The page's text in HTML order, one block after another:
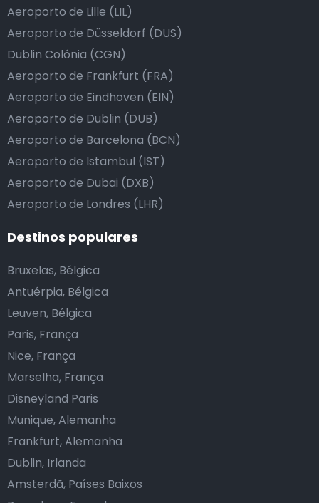
Aeroporto de Lille (LIL)
Aeroporto de Düsseldorf (DUS)
Dublin Colónia (CGN)
Aeroporto de Frankfurt (FRA)
Aeroporto de Eindhoven (EIN)
Aeroporto de Dublin (DUB)
Aeroporto de Barcelona (BCN)
Aeroporto de Istambul (IST)
Aeroporto de Dubai (DXB)
Aeroporto de Londres (LHR)
Destinos populares
Bruxelas, Bélgica
Antuérpia, Bélgica
Leuven, Bélgica
Paris, França
Nice, França
Marselha, França
Disneyland Paris
Munique, Alemanha
Frankfurt, Alemanha
Dublin, Irlanda
Amsterdã, Países Baixos